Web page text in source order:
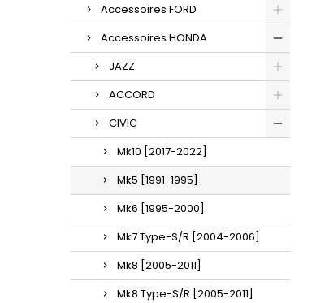
Accessoires FORD
Accessoires HONDA
JAZZ
ACCORD
CIVIC
Mk10 [2017-2022]
Mk5 [1991-1995]
Mk6 [1995-2000]
Mk7 Type-S/R [2004-2006]
Mk8 [2005-2011]
Mk8 Type-S/R [2005-2011]